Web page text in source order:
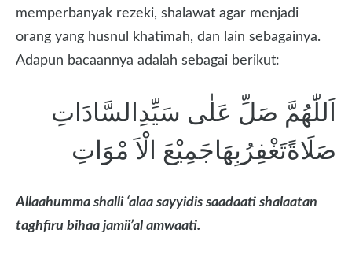
memperbanyak rezeki, shalawat agar menjadi
orang yang husnul khatimah, dan lain sebagainya.
Adapun bacaannya adalah sebagai berikut:
اَللّٰهُمَّ صَلِّ عَلٰى سَيِّدِالسَّادَاتِ
صَلَاةًتَغْفِرُبِهَاجَمِيْعَ الْاَ مْوَاتِ
Allaahumma shalli ‘alaa sayyidis saadaati shalaatan
taghfiru bihaa jamii’al amwaati.